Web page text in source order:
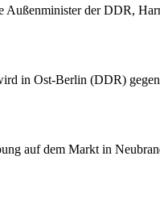
Außenminister der DDR,
in Ost-Berlin (DDR)
auf dem Markt in